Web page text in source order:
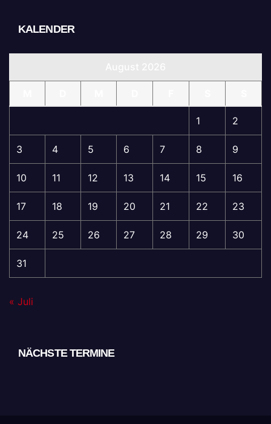
KALENDER
1 2
3 4 5 6 7 8 9
10 11 12 13 14 15 16
17 18 19 20 21 22 23
24 25 26 27 28 29 30
31
« Juli
NÄCHSTE TERMINE